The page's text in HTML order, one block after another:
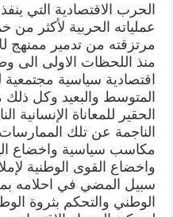
الحرب الاقتصادية التي
عملياته الحربية لأكثر
مرتزقته من تدمير ممنهج
منذ اللحظات الاولى الى
اقتصادية سياسية
المتوسط والبعيد وكل
الحقير للمعاناة الإنسانية
الناجمة عن تلك
مكاسب سياسية واخضاع
واخضاع القوى الوطنية
سبيل المضي في احلامه
الوطني والتحكم بثروة